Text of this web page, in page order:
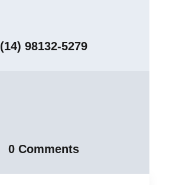
(14) 98132-5279
0 Comments